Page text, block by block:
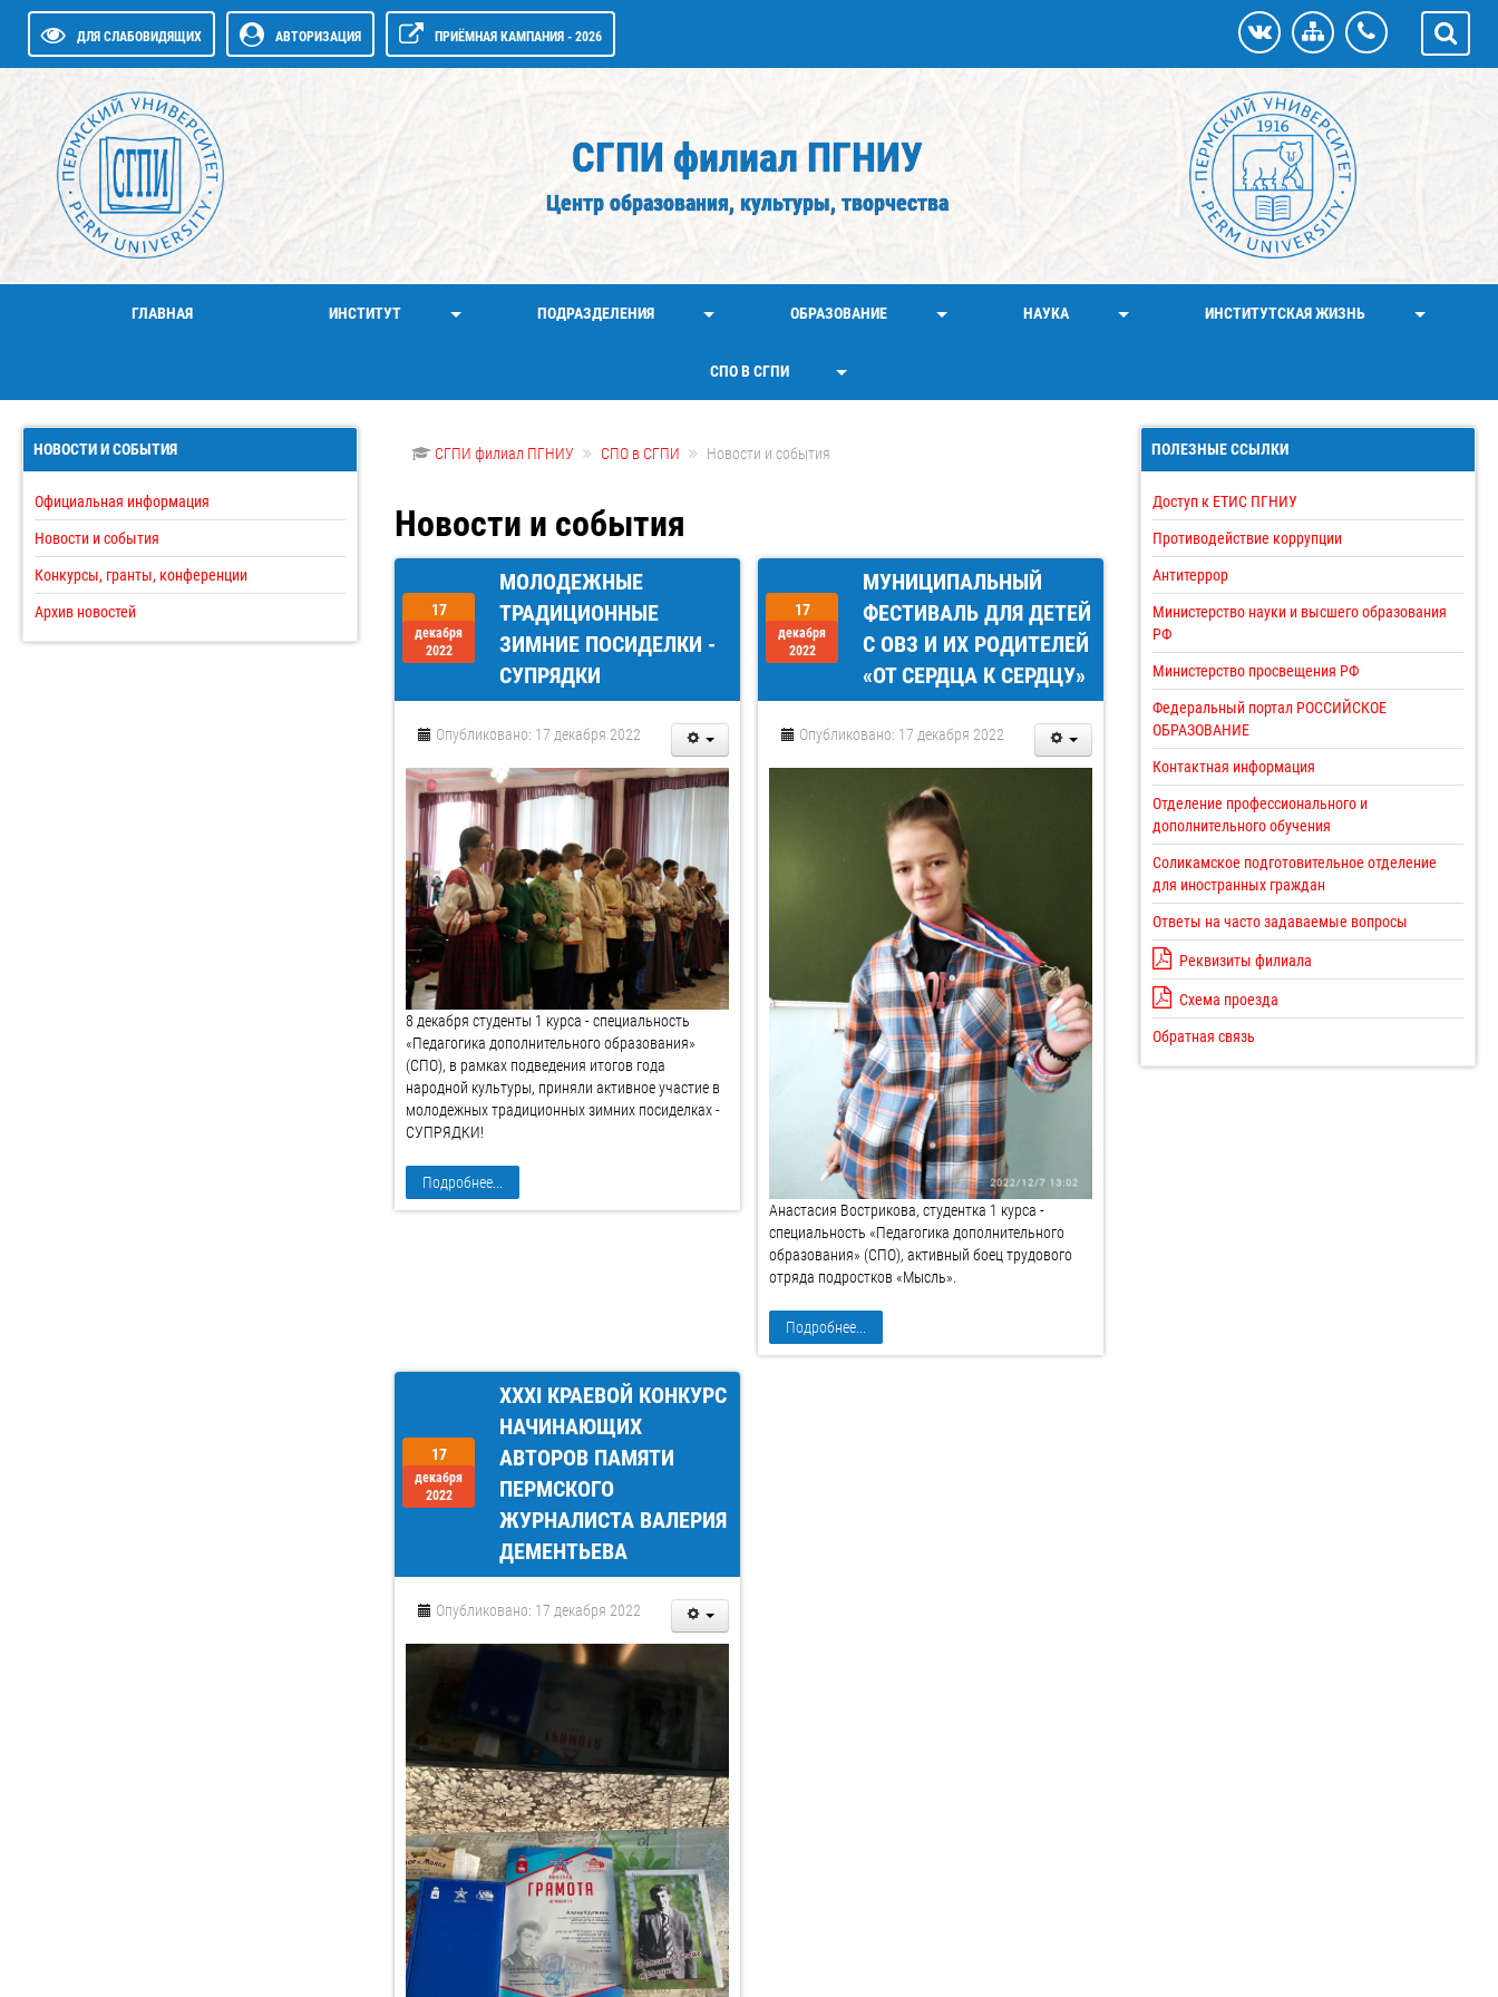
ДЛЯ СЛАБОВИДЯЩИХ АВТОРИЗАЦИЯ ПРИЁМНАЯ КАМПАНИЯ - 2026
СГПИ филиал ПГНИУ
Центр образования, культуры, творчества
ГЛАВНАЯ ИНСТИТУТ ПОДРАЗДЕЛЕНИЯ ОБРАЗОВАНИЕ НАУКА ИНСТИТУТСКАЯ ЖИЗНЬ
СПО В СГПИ
НОВОСТИ И СОБЫТИЯ
Официальная информация
Новости и события
Конкурсы, гранты, конференции
Архив новостей
СГПИ филиал ПГНИУ СПО в СГПИ Новости и события
Новости и события
17
декабря
2022
МОЛОДЕЖНЫЕ
ТРАДИЦИОННЫЕ
ЗИМНИЕ ПОСИДЕЛКИ -
СУПРЯДКИ
Опубликовано: 17 декабря 2022
8 декабря студенты 1 курса - специальность
«Педагогика дополнительного образования»
(СПО), в рамках подведения итогов года
народной культуры, приняли активное участие в
молодежных традиционных зимних посиделках -
СУПРЯДКИ!
Подробнее...
17
декабря
2022
МУНИЦИПАЛЬНЫЙ
ФЕСТИВАЛЬ ДЛЯ ДЕТЕЙ
С ОВЗ И ИХ РОДИТЕЛЕЙ
«ОТ СЕРДЦА К СЕРДЦУ»
Опубликовано: 17 декабря 2022
Анастасия Вострикова, студентка 1 курса -
специальность «Педагогика дополнительного
образования» (СПО), активный боец трудового
отряда подростков «Мысль».
Подробнее...
17
декабря
2022
XXXI КРАЕВОЙ КОНКУРС
НАЧИНАЮЩИХ
АВТОРОВ ПАМЯТИ
ПЕРМСКОГО
ЖУРНАЛИСТА ВАЛЕРИЯ
ДЕМЕНТЬЕВА
Опубликовано: 17 декабря 2022
ПОЛЕЗНЫЕ ССЫЛКИ
Доступ к ЕТИС ПГНИУ
Противодействие коррупции
Антитеррор
Министерство науки и высшего образования
РФ
Министерство просвещения РФ
Федеральный портал РОССИЙСКОЕ
ОБРАЗОВАНИЕ
Контактная информация
Отделение профессионального и
дополнительного обучения
Соликамское подготовительное отделение
для иностранных граждан
Ответы на часто задаваемые вопросы
Реквизиты филиала
Схема проезда
Обратная связь